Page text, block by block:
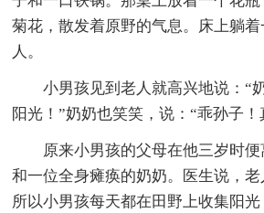
菊花，散发着原野的气息。床上躺
人。
小男孩见到老人就高兴地说：“
阳光！”奶奶也笑笑，说：“乖孙子！
原来小男孩的父母在他三岁时
和一位全身瘫痪的奶奶。医生说，老
所以小男孩每天都在田野上收集阳